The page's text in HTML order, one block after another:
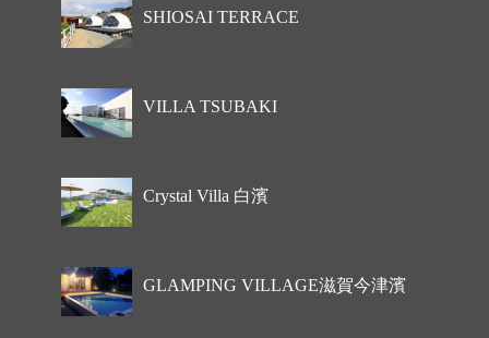
SHIOSAI TERRACE
VILLA TSUBAKI
Crystal Villa 白濱
GLAMPING VILLAGE滋賀今津濱